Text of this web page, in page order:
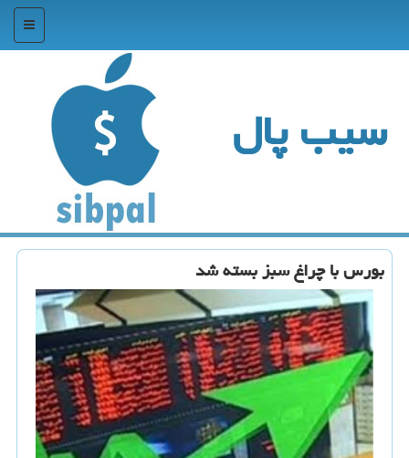
منو
سیب پال
بورس با چراغ سبز بسته شد